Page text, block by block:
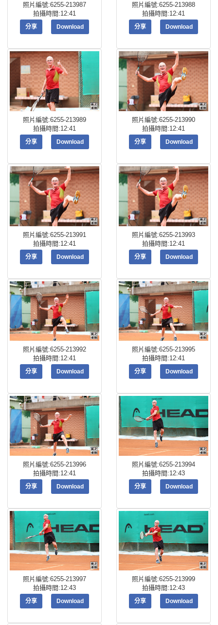
照片編號:6255-213987
拍攝時間:12:41
分享 Download
照片編號:6255-213988
拍攝時間:12:41
分享 Download
照片編號:6255-213989
拍攝時間:12:41
分享 Download
照片編號:6255-213990
拍攝時間:12:41
分享 Download
照片編號:6255-213991
拍攝時間:12:41
分享 Download
照片編號:6255-213993
拍攝時間:12:41
分享 Download
照片編號:6255-213992
拍攝時間:12:41
分享 Download
照片編號:6255-213995
拍攝時間:12:41
分享 Download
照片編號:6255-213996
拍攝時間:12:41
分享 Download
照片編號:6255-213994
拍攝時間:12:43
分享 Download
照片編號:6255-213997
拍攝時間:12:43
分享 Download
照片編號:6255-213999
拍攝時間:12:43
分享 Download